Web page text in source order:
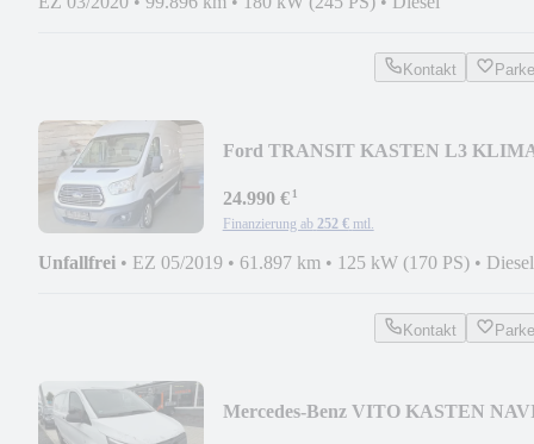
Kontakt
Ford TRANSIT KASTEN L3
24.990 €¹
Finanzierung ab 252 € mtl.
Unfallfrei • EZ 05/2019 • 61.897 km • 125 kW (170 PS) • Diesel
Kontakt
Mercedes-Benz VITO KASTEN